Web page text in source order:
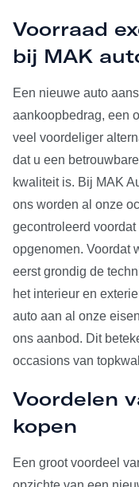
Voorraad
bij MAK
Een nieuwe auto
aankoopbedrag, een
veel voordeliger
dat u een
kwaliteit is. Bij MAK
ons worden al onze
gecontroleerd
opgenomen. Voordat
eerst grondig de
het interieur en
auto aan al onze
ons aanbod. Dit
occasions van
Voordelen
kopen
Een groot voordeel